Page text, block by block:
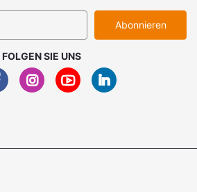
Abonnieren
FOLGEN SIE UNS